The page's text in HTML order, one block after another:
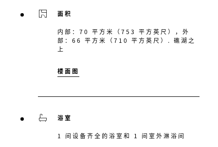
面积
内部：70 平方米（753 平方英尺），外
部：66 平方米（710 平方英尺）. 礁湖之
上
楼面图
浴室
1 间设备齐全的浴室和 1 间室外淋浴间